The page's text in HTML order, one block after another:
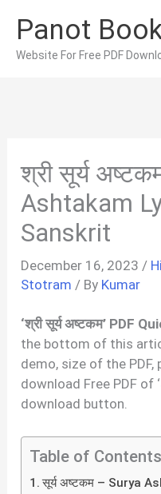
content
Panot
Website For Free PDF
श्री सूर्य
Ashtakam
Sanskrit
December 16, 2023 /
Stotram / By Kumar
‘श्री सूर्य अष्टकम’ PDF
the bottom of this
demo, size of the
download Free PDF of
download button.
Table of Contents
सूर्य अष्टकम – Surya